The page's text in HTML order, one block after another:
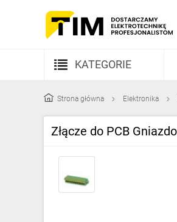
KATEGORIE
Kable i przewody
Rozdzielnice i obudowy
Fotowoltaika
Strona główna Elektronika
Złącze do PCB